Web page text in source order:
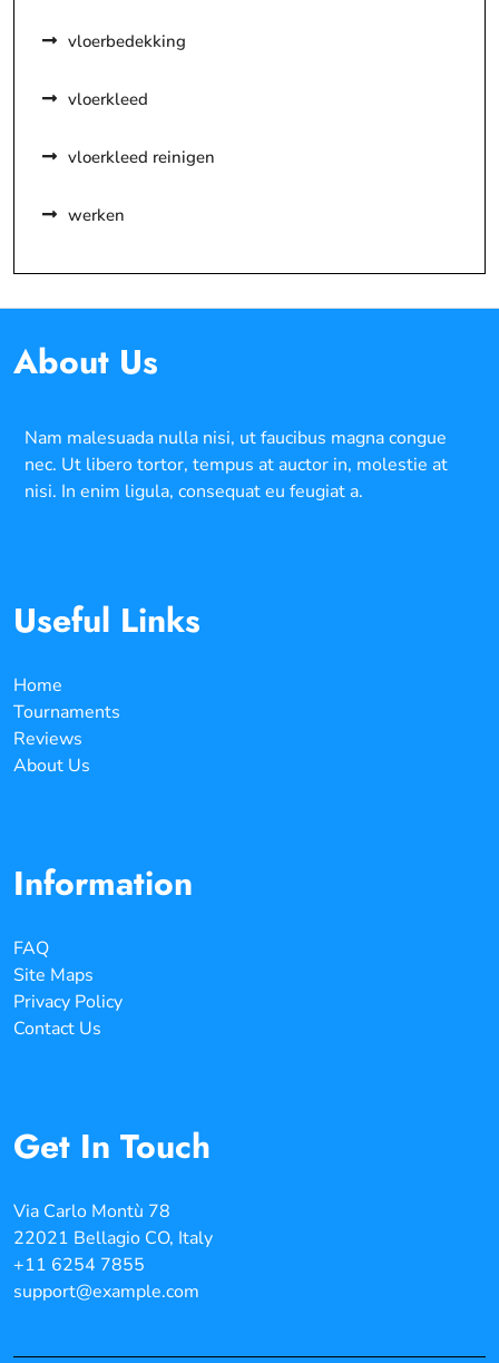
vloerbedekking
vloerkleed
vloerkleed reinigen
werken
About Us
Nam malesuada nulla nisi, ut faucibus magna congue
nec. Ut libero tortor, tempus at auctor in, molestie at
nisi. In enim ligula, consequat eu feugiat a.
Useful Links
Home
Tournaments
Reviews
About Us
Information
FAQ
Site Maps
Privacy Policy
Contact Us
Get In Touch
Via Carlo Montù 78
22021 Bellagio CO, Italy
+11 6254 7855
support@example.com